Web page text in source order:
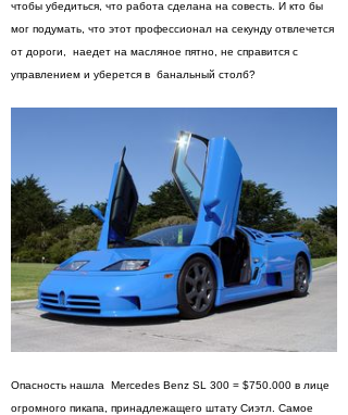
чтобы убедиться, что работа сделана на совесть. И кто бы
мог подумать, что этот профессионал на секунду отвлечется
от дороги, наедет на масляное пятно, не справится с
управлением и уберется в банальный столб?
Опасность нашла Mercedes Benz SL 300 = $750.000 в лице
огромного пикапа, принадлежащего штату Сиэтл. Самое